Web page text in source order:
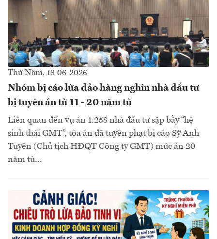
Thứ Năm, 18-06-2026
Nhóm bị cáo lừa đảo hàng nghìn nhà đầu tư
bị tuyên án từ 11 - 20 năm tù
Liên quan đến vụ án 1.258 nhà đầu tư sập bẫy “hệ
sinh thái GMT”, tòa án đã tuyên phạt bị cáo Sỹ Anh
Tuyên (Chủ tịch HĐQT Công ty GMT) mức án 20
năm tù...